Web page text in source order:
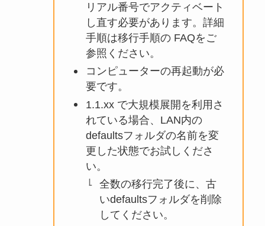
リアル番号でアクティベート
し直す必要があります。詳細
手順は移行手順の FAQをご
参照ください。
コンピューターの再起動が必
要です。
1.1.xx で大規模展開を利用さ
れている場合、LAN内の
defaultsフォルダの名前を変
更した状態でお試しくださ
い。
全数の移行完了後に、古
いdefaultsフォルダを削除
してください。